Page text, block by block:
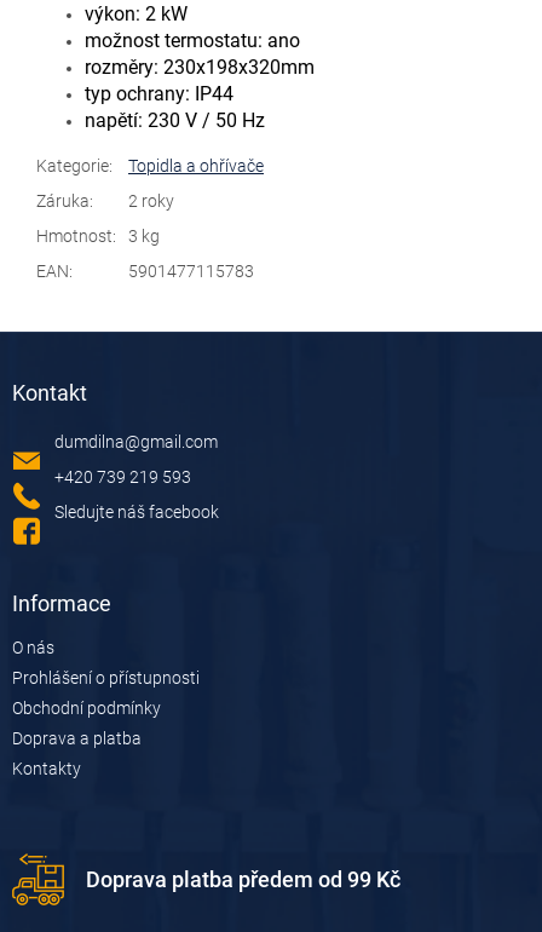
výkon: 2 kW
možnost termostatu: ano
rozměry: 230x198x320mm
typ ochrany: IP44
napětí: 230 V / 50 Hz
Kategorie:
Topidla a ohřívače
Záruka:
2 roky
Hmotnost:
3 kg
EAN: 5901477115783
Kontakt
dumdilna@gmail.com
+420 739 219 593
Sledujte náš facebook
Informace
O nás
Prohlášení o přístupnosti
Obchodní podmínky
Doprava a platba
Kontakty
Doprava platba předem od 99 Kč